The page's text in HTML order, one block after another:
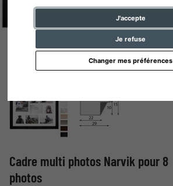
J'accepte
Je refuse
Changer mes préférences
Cadre multi photos Narvik pour 8
photos